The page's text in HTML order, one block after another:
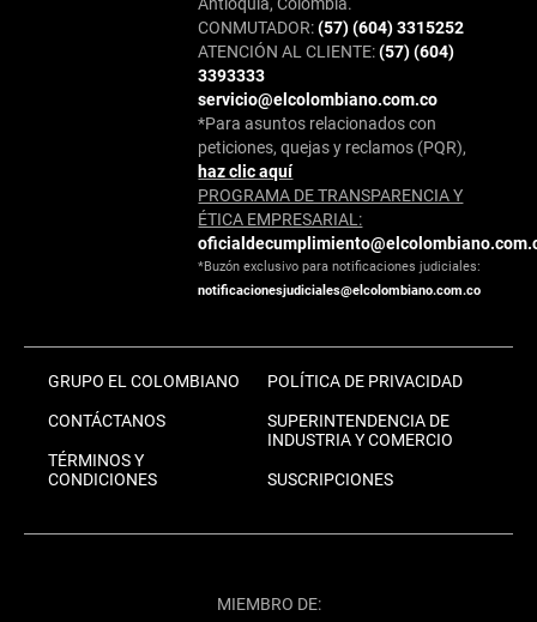
CONMUTADOR:(57) (604) 3315252
ATENCIÓN AL CLIENTE:(57) (604)
3393333
servicio@elcolombiano.com.co
*Para asuntos relacionados con
peticiones, quejas y reclamos (PQR),
haz clic aquí
PROGRAMA DE TRANSPARENCIA Y
ÉTICA EMPRESARIAL:
*Buzón exclusivo para notificaciones judiciales:
notificacionesjudiciales@elcolombiano.com.co
GRUPO EL COLOMBIANO
CONTÁCTANOS
TÉRMINOS Y
CONDICIONES
POLÍTICA DE PRIVACIDAD
SUPERINTENDENCIA DE
INDUSTRIA Y COMERCIO
SUSCRIPCIONES
MIEMBRO DE: